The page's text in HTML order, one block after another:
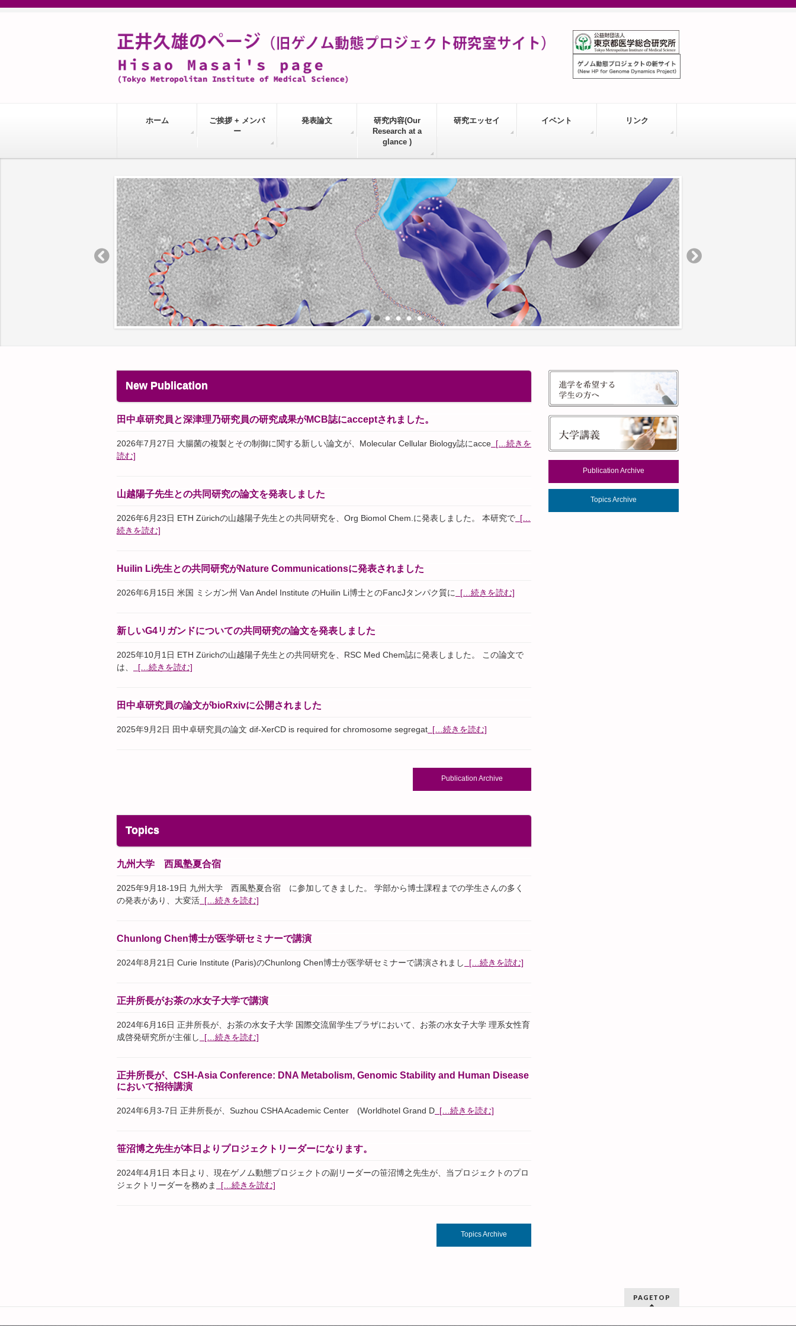
ホーム
ご挨拶 + メンバ
ー
発表論文
研究内容(Our
Research at a
glance )
研究エッセイ イベント リンク
New Publication
田中卓研究員と深津理乃研究員の研究成果がMCB誌にacceptされました。
2026年7月27日 大腸菌の複製とその制御に関する新しい論文が、Molecular Cellular Biology誌にacce […続きを
読む]
山越陽子先生との共同研究の論文を発表しました
2026年6月23日 ETH Zürichの山越陽子先生との共同研究を、Org Biomol Chem.に発表しました。 本研究で […
続きを読む]
Huilin Li先生との共同研究がNature Communicationsに発表されました
2026年6月15日 米国 ミシガン州 Van Andel Institute のHuilin Li博士とのFancJタンパク質に […続きを読む]
新しいG4リガンドについての共同研究の論文を発表しました
2025年10月1日 ETH Zürichの山越陽子先生との共同研究を、RSC Med Chem誌に発表しました。 この論文で
は、
[…続きを読む]
田中卓研究員の論文がbioRxivに公開されました
2025年9月2日 田中卓研究員の論文 dif-XerCD is required for chromosome segregat […続きを読む]
Publication Archive
Topics
九州大学 西風塾夏合宿
2025年9月18-19日 九州大学 西風塾夏合宿 に参加してきました。 学部から博士課程までの学生さんの多く
の発表があり、大変活 […続きを読む]
Chunlong Chen博士が医学研セミナーで講演
2024年8月21日 Curie Institute (Paris)のChunlong Chen博士が医学研セミナーで講演されまし […続きを読む]
正井所長がお茶の水女子大学で講演
2024年6月16日 正井所長が、お茶の水女子大学 国際交流留学生プラザにおいて、お茶の水女子大学 理系女性育
成啓発研究所が主催し
[…続きを読む]
正井所長が、CSH-Asia Conference: DNA Metabolism, Genomic Stability and Human Disease
において招待講演
2024年6月3-7日 正井所長が、Suzhou CSHA Academic Center (Worldhotel Grand D […続きを読む]
笹沼博之先生が本日よりプロジェクトリーダーになります。
2024年4月1日 本日より、現在ゲノム動態プロジェクトの副リーダーの笹沼博之先生が、当プロジェクトのプロ
ジェクトリーダーを務めま
[…続きを読む]
Topics Archive
Publication Archive
Topics Archive
PAGETOP